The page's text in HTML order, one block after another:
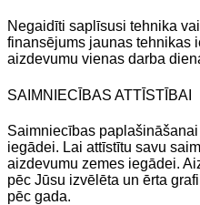
Negaidīti saplīsusi tehnika
finansējums jaunas tehnikas
aizdevumu vienas darba
SAIMNIECĪBAS ATTĪSTĪBAI
Saimniecības
iegādei. Lai attīstītu savu
aizdevumu zemes iegādei.
pēc Jūsu izvēlēta un ērta
pēc gada.